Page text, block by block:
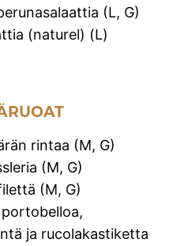
(L, G)
(naturel) (L)
rintaa (M, G)
(M, G)
(M, G)
ja rucolakastiketta